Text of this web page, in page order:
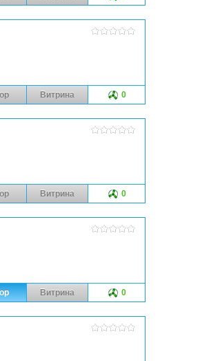
Витрина 0
Витрина 0
Витрина 0